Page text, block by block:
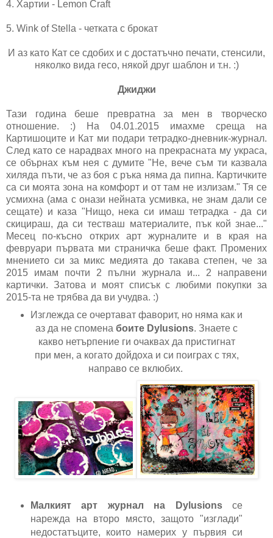
4. Хартии - Lemon Craft
5. Wink of Stella - четката с брокат
И аз като Кат се сдобих и с достатъчно печати, стенсили,
няколко вида гесо, някой друг шаблон и т.н. :)
Джиджи
Тази година беше превратна за мен в творческо
отношение. :) На 04.01.2015 имахме среща на
Картишоците и Кат ми подари тетрадко-дневник-журнал.
След като се нарадвах много на прекрасната му украса,
се обърнах към нея с думите "Не, вече съм ти казвала
хиляда пъти, че аз боя с ръка няма да пипна. Картичките
са си моята зона на комфорт и от там не излизам." Тя се
усмихна (ама с онази нейната усмивка, не знам дали се
сещате) и каза "Нищо, нека си имаш тетрадка - да си
скицираш, да си тестваш материалите, пък кой знае..."
Месец по-късно открих арт журналите и в края на
февруари първата ми страничка беше факт. Промених
мнението си за микс медията до такава степен, че за
2015 имам почти 2 пълни журнала и... 2 направени
картички. Затова и моят списък с любими покупки за
2015-та не трябва да ви учудва. :)
Изглежда се очертават фаворит, но няма как и
аз да не спомена боите Dylusions. Знаете с
какво нетърпение ги очаквах да пристигнат
при мен, а когато дойдоха и си поиграх с тях,
направо се вклюбих.
Малкият арт журнал на Dylusionsсе
нарежда на второ място, защото "изглади"
недостатъците, които намерих у първия си